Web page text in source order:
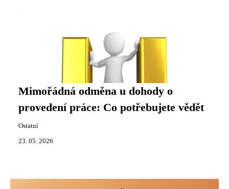
Mimořádná odměna u dohody o
provedení práce: Co potřebujete vědět
Ostatní
23. 05. 2026